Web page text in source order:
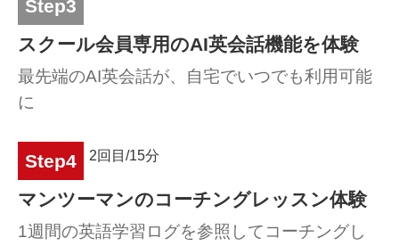
Step3
スクール会員専用のAI英会話機能を体験
最先端のAI英会話が、自宅でいつでも利用可能
に
Step4
マンツーマンのコーチングレッスン体験
2回目/15分
1週間の英語学習ログを参照してコーチングし